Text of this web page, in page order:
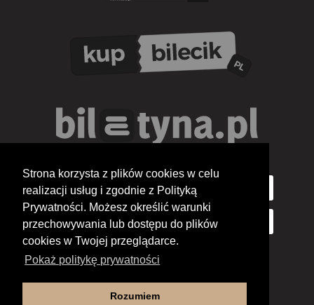
Strona korzysta z plików cookies w celu
realizacji usług i zgodnie z Polityką
Prywatności. Możesz określić warunki
przechowywania lub dostępu do plików
cookies w Twojej przeglądarce.
Pokaż politykę prywatności
Rozumiem